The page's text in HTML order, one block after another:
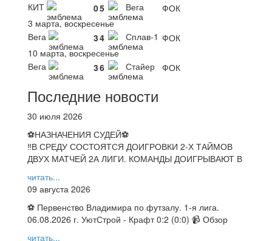
КИТ
05 Вега
ФОК
3 марта, воскресенье
Вега
34 Сплав-1 ФОК
10 марта, воскресенье
Вега
36 Стайер ФОК
Последние новости
30 июля 2026
⚽НАЗНАЧЕНИЯ СУДЕЙ⚽
‼В СРЕДУ СОСТОЯТСЯ ДОИГРОВКИ 2-Х ТАЙМОВ
ДВУХ МАТЧЕЙ 2А ЛИГИ. КОМАНДЫ ДОИГРЫВАЮТ В
читать...
09 августа 2026
⚽ Первенство Владимира по футзалу. 1-я лига.
06.08.2026 г. УютСтрой - Крафт 0:2 (0:0) 📹 Обзор
читать...